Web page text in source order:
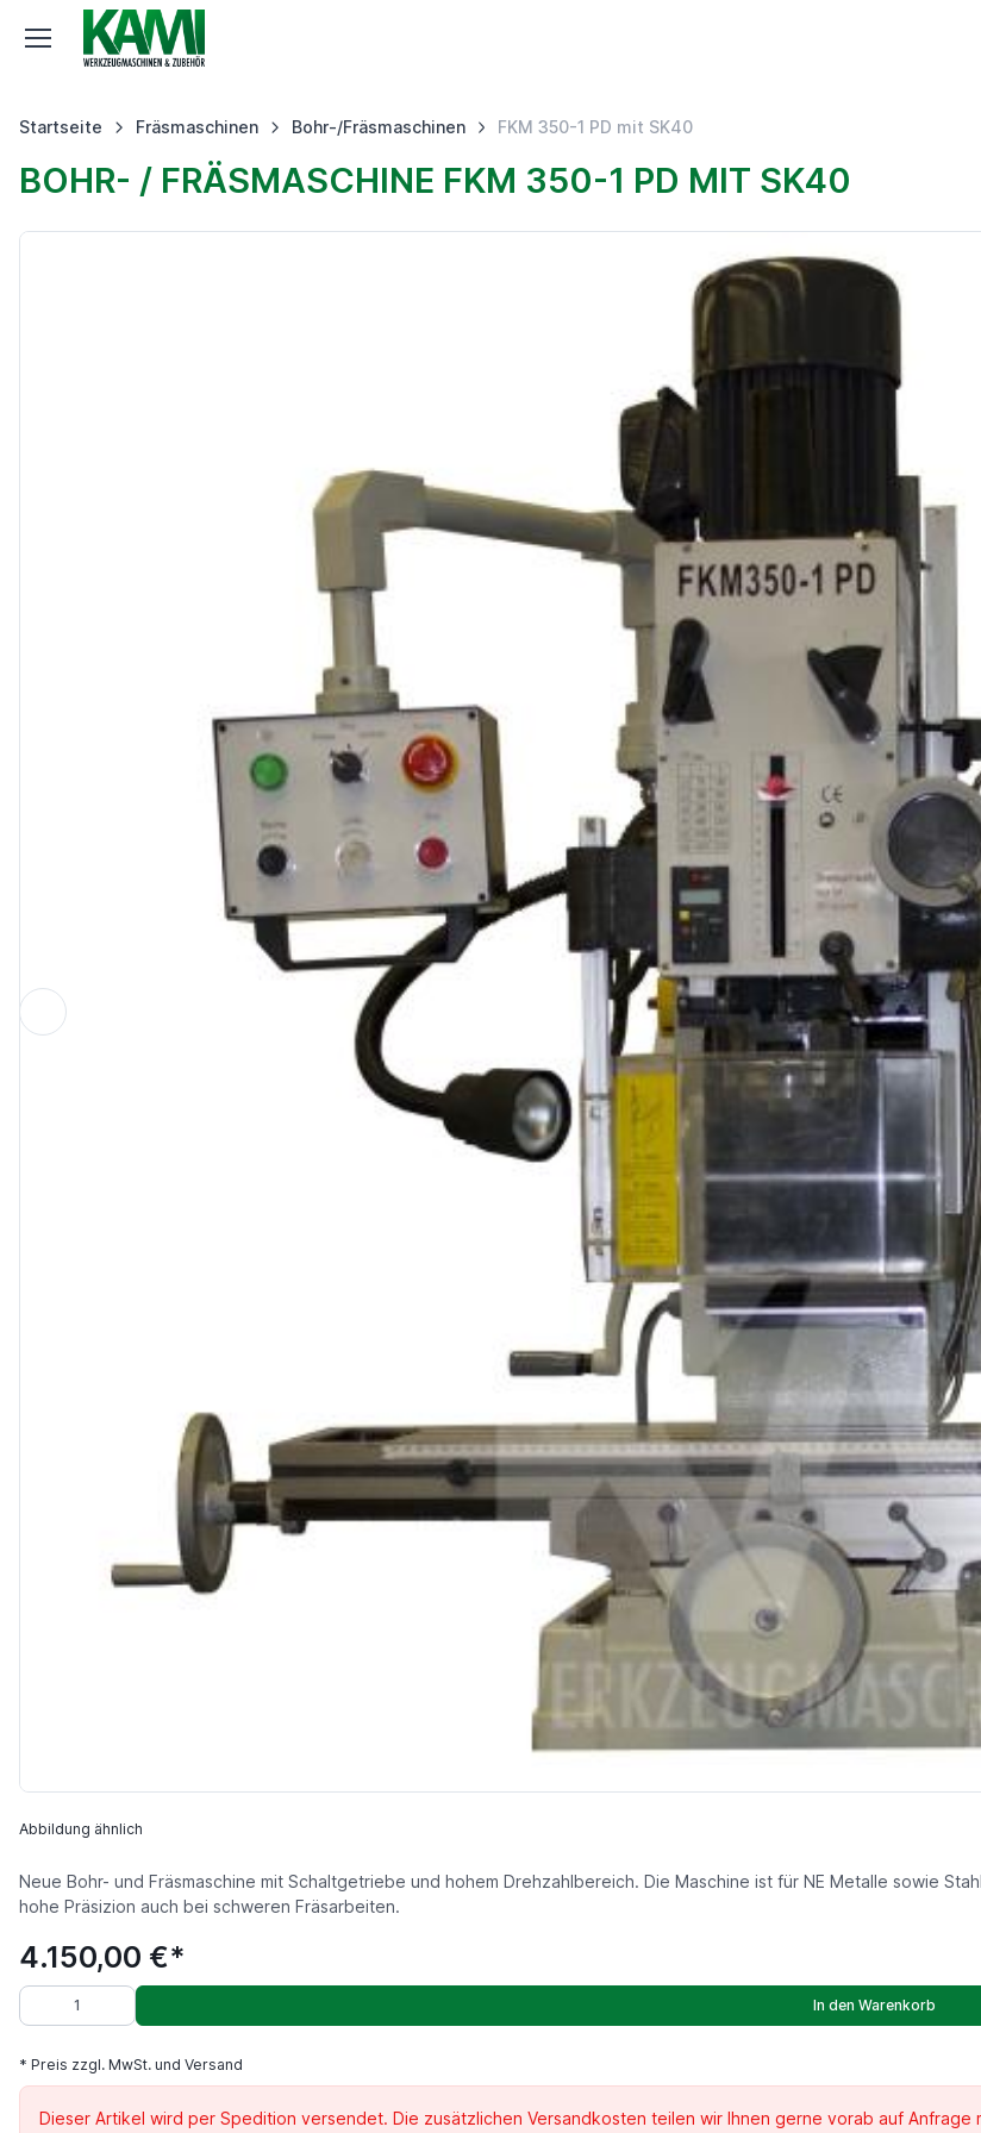
Startseite Fräsmaschinen Bohr-/Fräsmaschinen FKM 350-1 PD mit SK40
BOHR- / FRÄSMASCHINE FKM 350-1 PD MIT SK40
Abbildung ähnlich
Neue Bohr- und Fräsmaschine mit Schaltgetriebe und hohem Drehzahlbereich. Die Maschine ist für NE Metalle sowie
hohe Präsizion auch bei schweren Fräsarbeiten.
4.150,00 €*
In den Warenkorb
* Preis zzgl. MwSt. und Versand
Dieser Artikel wird per Spedition versendet. Die zusätzlichen Versandkosten teilen wir Ihnen gerne vorab auf Anfrage